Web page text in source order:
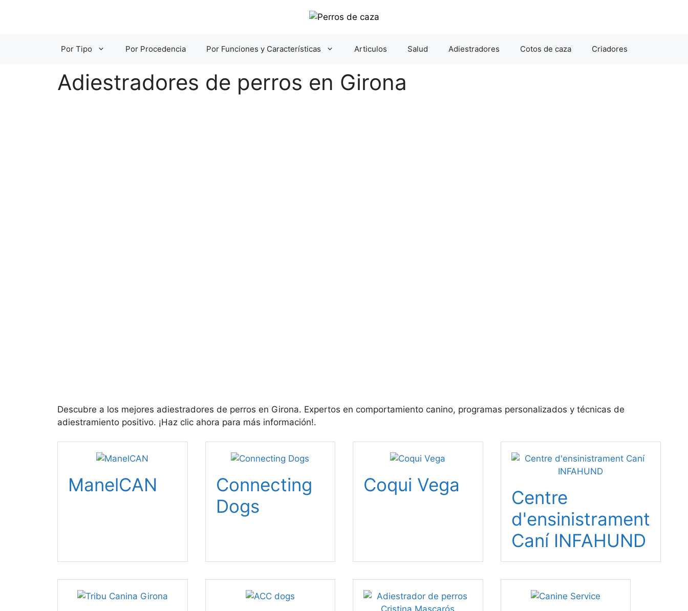
Por Tipo Por Procedencia Por Funciones y Características Articulos Salud Adiestradores Cotos de caza Criadores
Adiestradores de perros en Girona
Descubre a los mejores adiestradores de perros en Girona. Expertos en comportamiento canino, programas personalizados y técnicas de
adiestramiento positivo. ¡Haz clic ahora para más información!.
ManelCAN
Connecting
Dogs
Coqui Vega
Centre
d'ensinistrament
Caní INFAHUND